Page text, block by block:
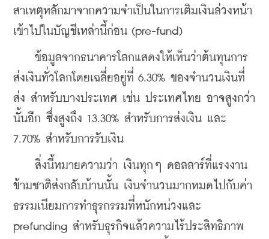
สาเหตุหลักมาจากความจำเป็นในการเติมเงินล่วงหน้า
เข้าไปในบัญชีเหล่านี้ก่อน (pre-fund)
ข้อมูลจากธนาคารโลกแสดงให้เห็นว่าต้นทุนการ
ส่งเงินทั่วโลกโดยเฉลี่ยอยู่ที่ 6.30% ของจำนวนเงินที่
ส่ง สำหรับบางประเทศ เช่น ประเทศไทย อาจสูงกว่า
นั้นอีก ซึ่งสูงถึง 13.30%
7.70% สำหรับการรับเงิน
สิ่งนี้หมายความว่า เงินทุกๆ ดอลลาร์ที่แรงงาน
ข้ามชาติส่งกลับบ้านนั้น เงินจำนวนมากหมดไปกับค่า
ธรรมเนียมการทำธุรกรรมที่หนักหน่วงและ
prefunding สำหรับธุรกิจแล้วความไร้ประสิทธิภาพ